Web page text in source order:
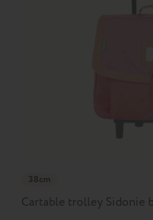
38cm
Cartable trolley Sidonie